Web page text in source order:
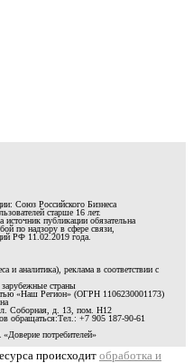
Союз Российского Бизнеса
старше 16 лет.
источник публикации обязательна
по надзору в сфере связи,
РФ 11.02.2019 года.
и аналитика), реклама в соответствии с
зарубежные страны
«Наш Регион» (ОГРН 1106230001173)
Соборная, д. 13, пом. Н12
обращаться:Тел.: +7 905 187-90-61
потребителей»
происходит обработка и